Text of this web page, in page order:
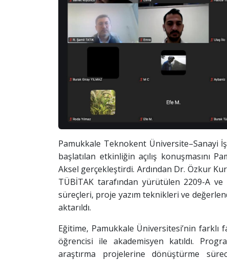
Pamukkale Teknokent Üniversite–Sanayi
başlatılan etkinliğin açılış konuşmasını
Aksel gerçekleştirdi. Ardından Dr. Özkur
TÜBİTAK tarafından yürütülen 2209-A
süreçleri, proje yazım teknikleri ve
aktarıldı.
Eğitime, Pamukkale Üniversitesi’nin
öğrencisi ile akademisyen katıldı.
araştırma projelerine dönüştürme